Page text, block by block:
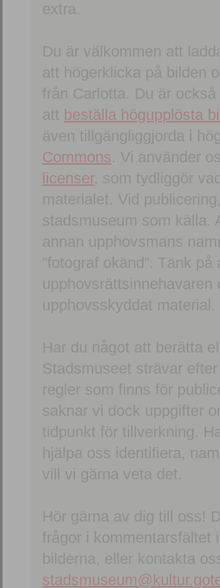
extra.
Du är välkommen att
att högerklicka på bilden
från Carlotta. Du är
att beställa högupplösta
även tillgängliggjorda i
Commons. Vi använder
licenser, som tydliggör
materialet. Vid
stadsmuseum som källa.
annan upphovsmans
”fotograf okänd”. Tänk
upphovsskyddat material.
Har du något att berätta
Stadsmuseet strävar
regler som finns för
saknar vi dock uppgifter
tidpunkt för tillverkning.
hjälpa oss identifiera,
vill vi gärna veta det.
Hör gärna av dig till oss!
frågor i kommentarsfältet
bilderna, eller kontakta